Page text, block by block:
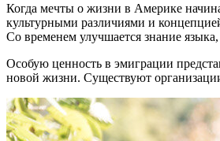
Когда мечты о жизни в Америке
культурными различиями и
Со временем улучшается знание
Особую ценность в эмиграции
новой жизни. Существуют